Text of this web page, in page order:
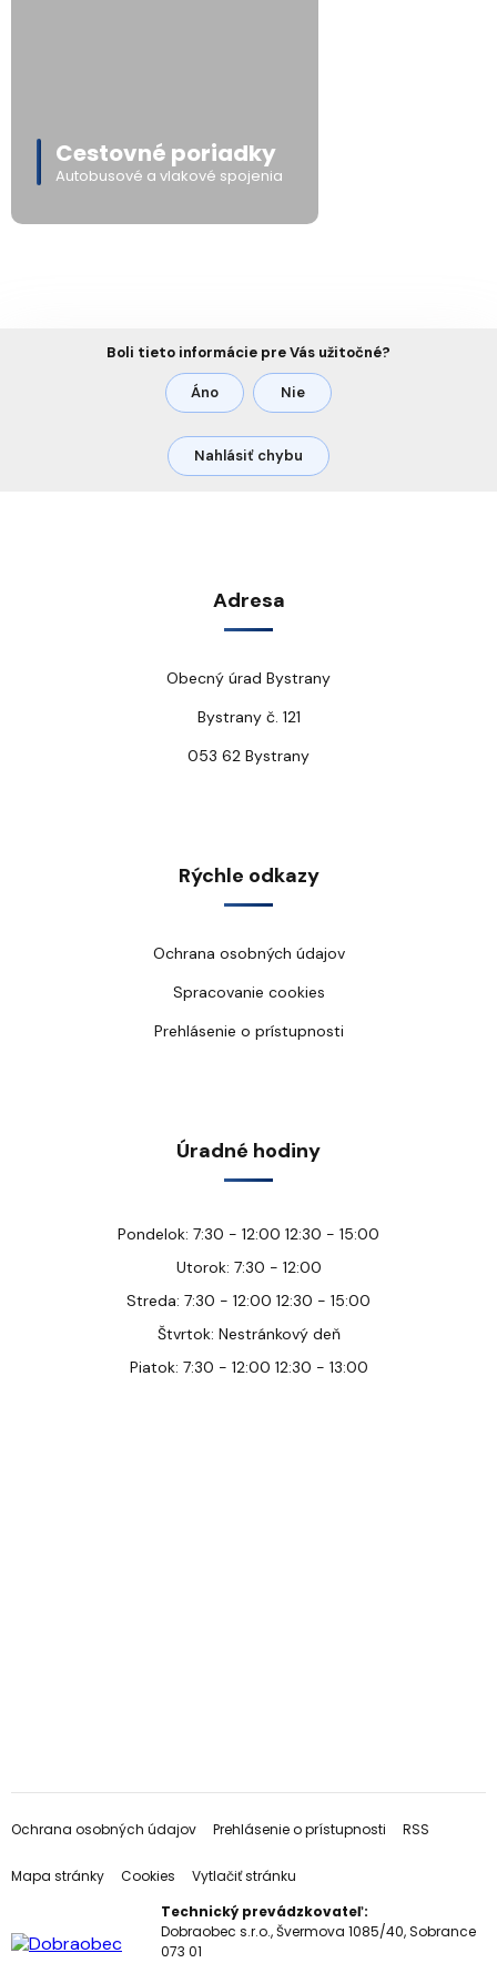
Cestovné poriadky
Autobusové a vlakové spojenia
Boli tieto informácie pre Vás užitočné?
Áno Nie
Nahlásiť chybu
Adresa
Obecný úrad Bystrany
Bystrany č. 121
053 62 Bystrany
Rýchle odkazy
Ochrana osobných údajov
Spracovanie cookies
Prehlásenie o prístupnosti
Úradné hodiny
Pondelok: 7:30 - 12:00 12:30 - 15:00
Utorok: 7:30 - 12:00
Streda: 7:30 - 12:00 12:30 - 15:00
Štvrtok: Nestránkový deň
Piatok: 7:30 - 12:00 12:30 - 13:00
Ochrana osobných údajov Prehlásenie o prístupnosti RSS
Mapa stránky Cookies
Vytlačiť stránku
Technický prevádzkovateľ:
Dobraobec s.r.o., Švermova 1085/40, Sobrance
073 01